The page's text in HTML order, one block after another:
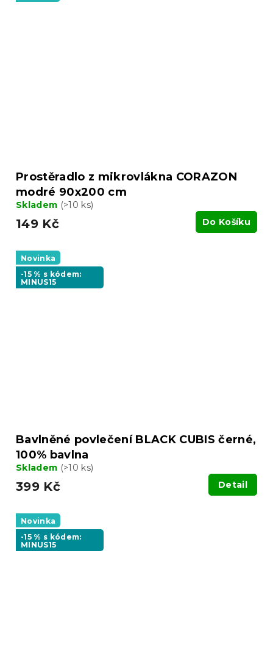
Prostěradlo z mikrovlákna CORAZON
modré 90x200 cm
Skladem (>10 ks)
149 Kč Do Košíku
Novinka
-15 % s kódem:
MINUS15
Bavlněné povlečení BLACK CUBIS černé,
100% bavlna
Skladem (>10 ks)
399 Kč Detail
Novinka
-15 % s kódem:
MINUS15